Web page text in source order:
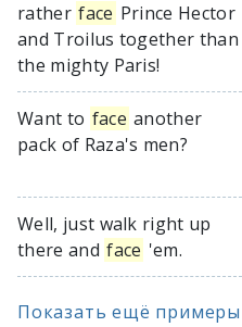
rather face Prince Hector
and Troilus together than
the mighty Paris!
Want to face another
pack of Raza's men?
Well, just walk right up
there and face 'em.
Показать ещё примеры